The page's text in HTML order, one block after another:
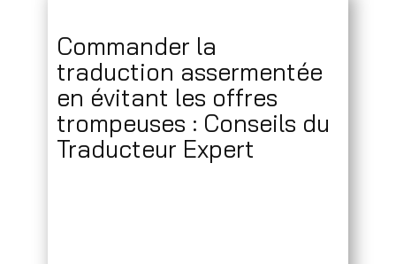
Commander la
traduction assermentée
en évitant les offres
trompeuses : Conseils du
Traducteur Expert